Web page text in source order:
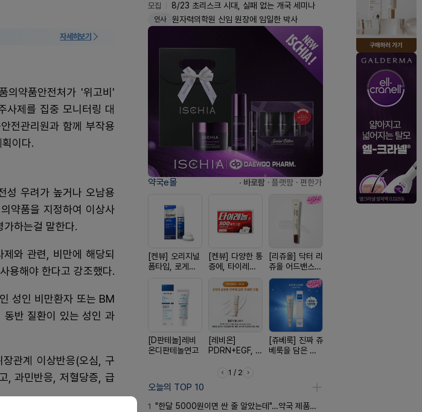
자세히보기
의약품안전처가 '위고비'
사제를 집중 모니터링 대
전관리원과 함께 부작용
이다.
성 우려가 높거나 오남용
약품을 지정하여 이상사
가하는걸 말한다.
와 관련, 비만에 해당되
용해야 한다고 강조했다.
성인 비만환자 또는 BM
반 질환이 있는 성인 과
관계 이상반응(오심, 구
, 과민반응, 저혈당증, 급
모집
8/23 초리스크 시대, 실패 없는 개국 세미나
인사 원자력의학원 신임 원장에 임일한 박사
약국e몰 · 바로팜 · 플랫팜 · 편한가
[켄뷰] 오리지널
폼타입, 로게인
60g
[켄뷰] 다양한 통
증에, 타이레놀
정
[리쥬올] 닥터 리
쥬올 어드밴스드
PDRN 리쥬비네
이팅 크림 30ml
[D판테놀]레비
온디판테놀연고
[레비온]
PDRN+EGF, 레
EGF 크림
[쥬베룩] 진짜 쥬
베룩을 담은 약
1 / 2
오늘의 TOP 10
1 "한달 5000원이면 싼 줄 알았는데"…약국 제품과 비교해보니